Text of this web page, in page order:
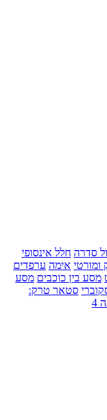
סדרה חלל אינסופי
ומורטי אימה ערפדים
מסע בין כוכבים מסע
סטאר טרק:
4